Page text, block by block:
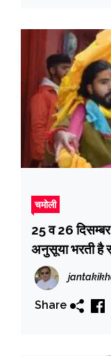
चमोली
25 व 26 दिसम्बर
अनुसूया भरती है
Share